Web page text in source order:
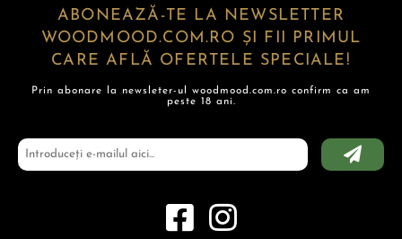
ABONEAZĂ-TE LA NEWSLETTER
WOODMOOD.COM.RO ȘI FII PRIMUL
CARE AFLĂ OFERTELE SPECIALE!
Prin abonare la newsleter-ul woodmood.com.ro confirm ca am
peste 18 ani.